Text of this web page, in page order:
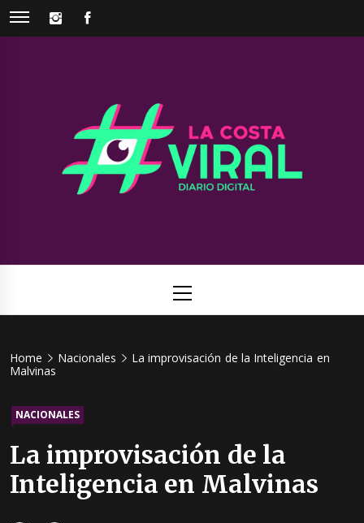
Skip
INSTAGRAM
Viral
Menu
Home Nacionales
La improvisación de la Inteligencia en
Malvinas
NACIONALES
La improvisación de la
Inteligencia en Malvinas